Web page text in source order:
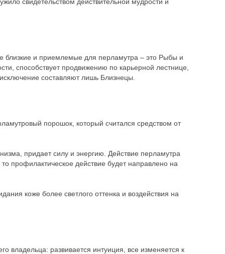
близкие и приемлемые для перламутра – это Рыбы и
способствует продвижению по карьерной лестнице,
составляют лишь Близнецы.
порошок, который считался средством от
придает силу и энергию. Действие перламутра
профилактическое действие будет направлено на
коже более светлого оттенка и воздействия на
владельца: развивается интуиция, все изменяется к